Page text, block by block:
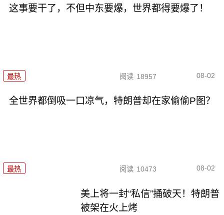
这事要干了，不但中东要爆，世界都得要爆了！
最热 阅读 18957 08-02
全世界都倒吸一口凉气，特朗普却在家偷偷P图？
最热 阅读 10473 08-02
美上将一封“私信”捅破天！特朗普
被架在火上烤